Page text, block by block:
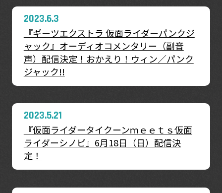
2023.6.3
『ギーツエクストラ 仮面ライダーパンクジ
ャック』オーディオコメンタリー（副音
声）配信決定！おかえり！ウィン／パンク
ジャック!!
2023.5.21
『仮面ライダータイクーンｍｅｅｔｓ仮面
ライダーシノビ』6月18日（日）配信決
定！